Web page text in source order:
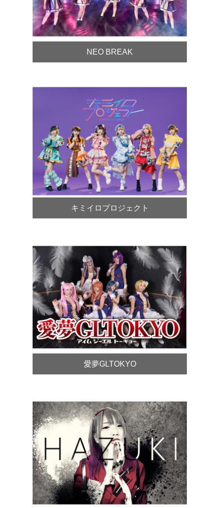
NEO BREAK
キミイロプロジェクト
愛夢GLTOKYO